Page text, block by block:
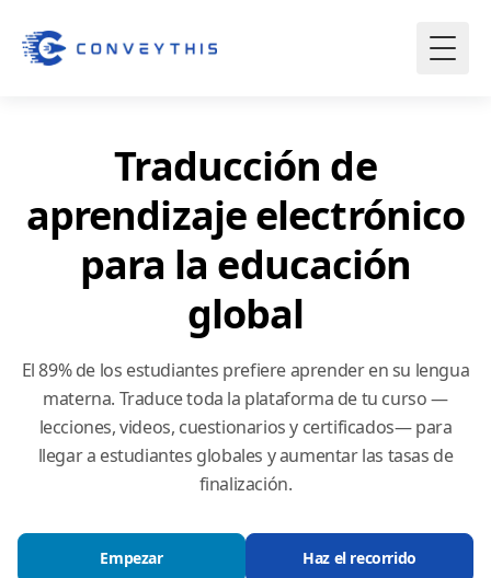
Traducción de
aprendizaje electrónico
para la educación
global
El 89% de los estudiantes prefiere aprender en su lengua
materna. Traduce toda la plataforma de tu curso —
lecciones, videos, cuestionarios y certificados— para
llegar a estudiantes globales y aumentar las tasas de
finalización.
Empezar Haz el recorrido